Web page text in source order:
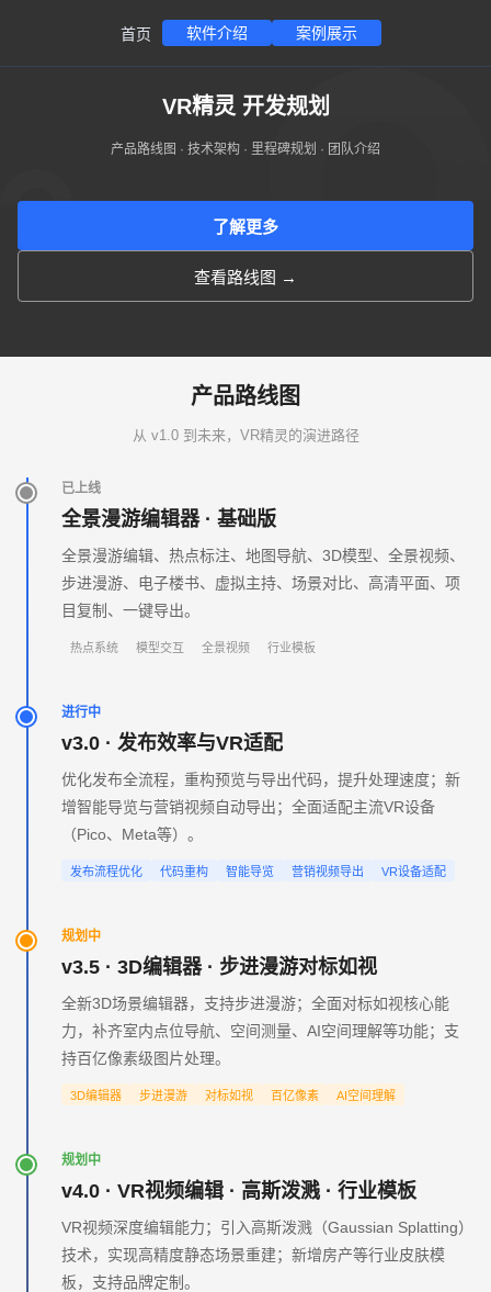
首页 软件介绍 案例展示
VR精灵 开发规划
产品路线图 · 技术架构 · 里程碑规划 · 团队介绍
了解更多
查看路线图 →
产品路线图
从 v1.0 到未来，VR精灵的演进路径
已上线
全景漫游编辑器 · 基础版
全景漫游编辑、热点标注、地图导航、3D模型、全景视频、
步进漫游、电子楼书、虚拟主持、场景对比、高清平面、项
目复制、一键导出。
热点系统 模型交互 全景视频 行业模板
进行中
v3.0 · 发布效率与VR适配
优化发布全流程，重构预览与导出代码，提升处理速度；新
增智能导览与营销视频自动导出；全面适配主流VR设备
（Pico、Meta等）。
发布流程优化 代码重构 智能导览 营销视频导出 VR设备适配
规划中
v3.5 · 3D编辑器 · 步进漫游对标如视
全新3D场景编辑器，支持步进漫游；全面对标如视核心能
力，补齐室内点位导航、空间测量、AI空间理解等功能；支
持百亿像素级图片处理。
3D编辑器 步进漫游 对标如视 百亿像素 AI空间理解
规划中
v4.0 · VR视频编辑 · 高斯泼溅 · 行业模板
VR视频深度编辑能力；引入高斯泼溅（Gaussian Splatting）
技术，实现高精度静态场景重建；新增房产等行业皮肤模
板，支持品牌定制。